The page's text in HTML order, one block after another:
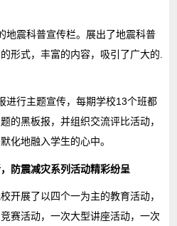
地震科普宣传栏。展出了地震科普
形式，丰富的内容，吸引了广大的.
进行主题宣传，每期学校13个班都
的黑板报，并组织交流评比活动，
化地融入学生的心中。
防震减灾系列活动精彩纷呈
开展了以四个一为主的教育活动，
赛活动，一次大型讲座活动，一次